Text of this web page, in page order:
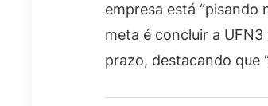
empresa está “pisando
meta é concluir a
prazo, destacando que